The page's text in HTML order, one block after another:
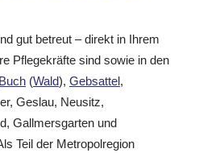
gut betreut – direkt in Ihrem
Pflegekräfte sind sowie in den
Buch (Wald), Gebsattel,
Geslau, Neusitz,
Gallmersgarten und
Teil der Metropolregion